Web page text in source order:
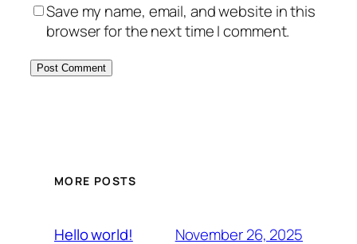
Save my name, email, and website in this
browser for the next time I comment.
MORE POSTS
Hello world! November 26, 2025